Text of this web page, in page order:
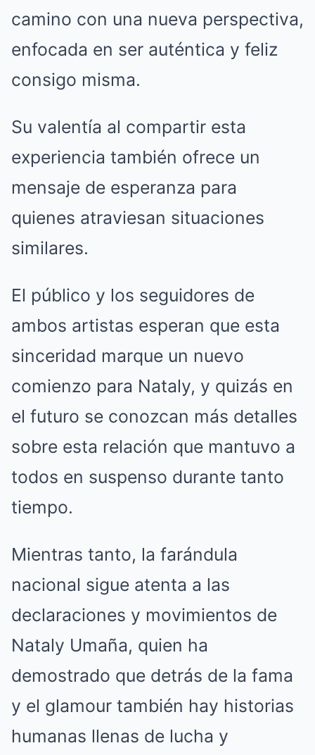
camino con una nueva perspectiva,
enfocada en ser auténtica y feliz
consigo misma.
Su valentía al compartir esta
experiencia también ofrece un
mensaje de esperanza para
quienes atraviesan situaciones
similares.
El público y los seguidores de
ambos artistas esperan que esta
sinceridad marque un nuevo
comienzo para Nataly, y quizás en
el futuro se conozcan más detalles
sobre esta relación que mantuvo a
todos en suspenso durante tanto
tiempo.
Mientras tanto, la farándula
nacional sigue atenta a las
declaraciones y movimientos de
Nataly Umaña, quien ha
demostrado que detrás de la fama
y el glamour también hay historias
humanas llenas de lucha y